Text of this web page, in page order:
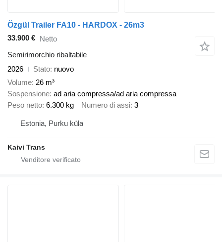
Özgül Trailer FA10 - HARDOX - 26m3
33.900 € Netto
Semirimorchio ribaltabile
2026
Stato nuovo
Volume 26 m³
Sospensione ad aria compressa/ad aria compressa
Peso netto 6.300 kg Numero di assi 3
Estonia, Purku küla
Kaivi Trans